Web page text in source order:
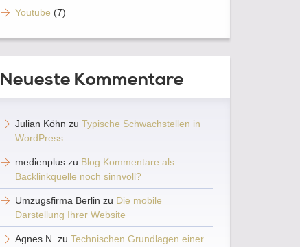
Youtube (7)
Neueste Kommentare
Julian Köhn zu Typische Schwachstellen in
WordPress
medienplus zu Blog Kommentare als
Backlinkquelle noch sinnvoll?
Umzugsfirma Berlin zu Die mobile
Darstellung Ihrer Website
Agnes N. zu Technischen Grundlagen einer